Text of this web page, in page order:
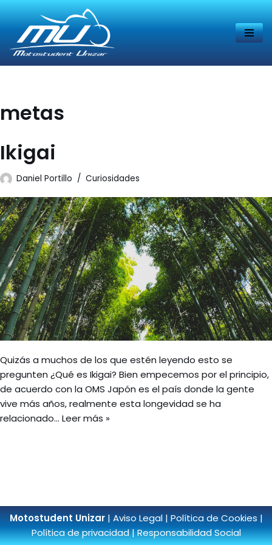
Saltar
al
metas
Ikigai
Daniel Portillo Curiosidades
Quizás a muchos de los que estén leyendo esto se
pregunten ¿Qué es Ikigai? Bien empecemos por el principio,
de acuerdo con la OMS Japón es el país donde la gente
vive más años, realmente esta longevidad se ha
relacionado… Leer más »
Motostudent Unizar|Aviso Legal|Política de Cookies|
Política de privacidad|Responsabilidad Social